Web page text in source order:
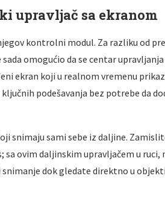
upravljač sa ekranom
kontrolni modul. Za razliku od
sada omogućio da se centar
ekran koji u realnom vremenu
podešavanja bez potrebe da
snimaju sami sebe iz daljine.
ovim daljinskim upravljačem u ruci,
dok gledate direktno u